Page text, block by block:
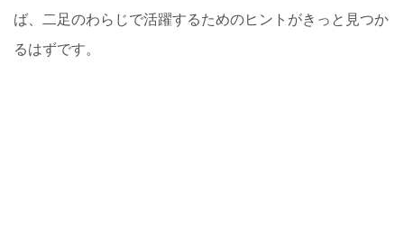
ば、二足のわらじで活躍するためのヒントがきっと見つか
るはずです。